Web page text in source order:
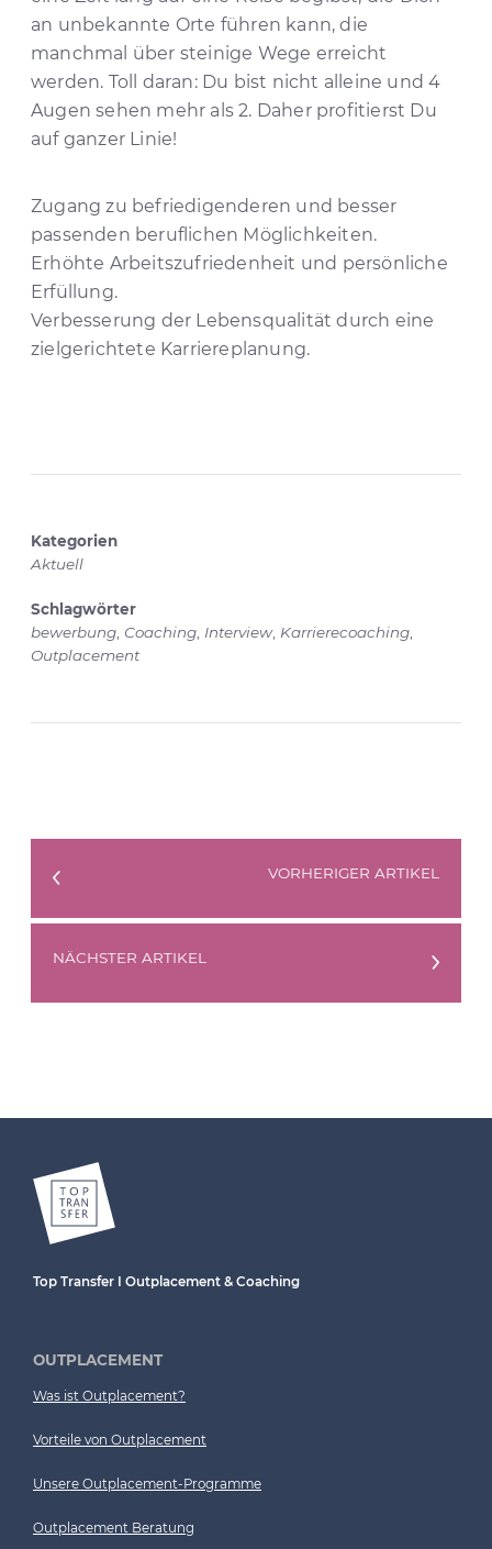
an unbekannte Orte führen kann, die
manchmal über steinige Wege erreicht
werden. Toll daran: Du bist nicht alleine und 4
Augen sehen mehr als 2. Daher profitierst Du
auf ganzer Linie!
Zugang zu befriedigenderen und besser
passenden beruflichen Möglichkeiten.
Erhöhte Arbeitszufriedenheit und persönliche
Erfüllung.
Verbesserung der Lebensqualität durch eine
zielgerichtete Karriereplanung.
Kategorien
Aktuell
Schlagwörter
bewerbung Coaching Interview, Karrierecoaching
Outplacement
VORHERIGER ARTIKEL
NÄCHSTER ARTIKEL
Top Transfer I Outplacement & Coaching
OUTPLACEMENT
Was ist Outplacement?
Vorteile von Outplacement
Unsere Outplacement-Programme
Outplacement Beratung